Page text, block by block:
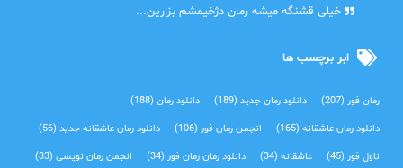
خیلی قشنگه میشه رمان دژخیمشم بزارین...
ابر برچسب ها
رمان فور(207) دانلود رمان جدید(189) دانلود رمان(188)
دانلود رمان عاشقانه(165) انجمن رمان فور(106) دانلود رمان عاشقانه جدید(56)
ناول فور(45) عاشقانه(34) دانلود رمان رمان فور(34) انجمن رمان نویسی(33)